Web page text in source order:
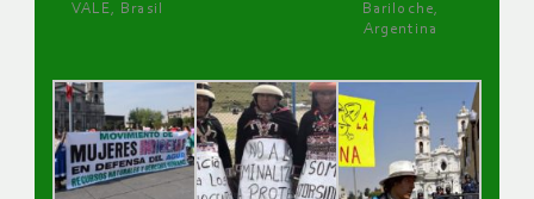
VALE, Brasil
Bariloche,
Argentina